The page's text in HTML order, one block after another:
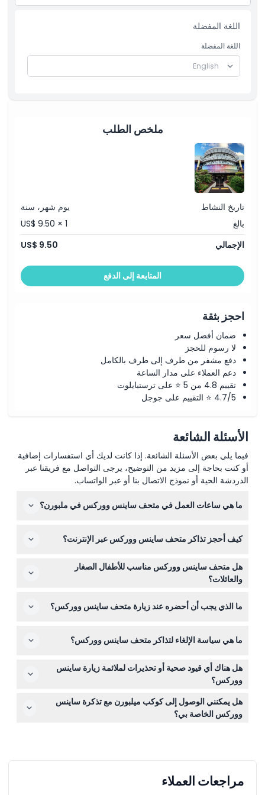
ما يجب معرفته
الموقع
اللغة المفضلة
اللغة المفضلة
ملخص الطلب
تاريخ النشاط
يوم شهر، سنة
بالغ
US$ 9.50 × 1
الإجمالي
US$ 9.50
المتابعة إلى الدفع
احجز بثقة
ضمان أفضل سعر
لا رسوم للحجز
دفع مشفر من طرف إلى طرف بالكامل
دعم العملاء على مدار الساعة
تقييم 4.8 من 5 ⭐ على ترستبايلوت
4.7/5 ⭐ التقييم على جوجل
الأسئلة الشائعة
فيما يلي بعض الأسئلة الشائعة. إذا كانت لديك أي استفسارات إضافية
أو كنت بحاجة إلى مزيد من التوضيح، يرجى التواصل مع فريقنا عبر
الدردشة الحية أو نموذج الاتصال بنا أو عبر الواتساب.
ما هي ساعات العمل في متحف ساينس ووركس في ملبورن؟
حتى 4:30 مساءً، باستثناء يوم الجمعة العظيمة ويوم عيد الميلاد
كيف أحجز تذاكر متحف ساينس ووركس عبر الإنترنت؟
يمكنك حجز تذاكرك بأمان عبر الإنترنت هنا على هذا الموقع —
فقط اختر تاريخك وعدد الزوار أثناء عملية الحجز.
هل متحف ساينس ووركس مناسب للأطفال الصغار
والعائلات؟
الأعمار، لكن الأطفال الرضع جداً قد يجدون بعض المعروضات
برفقة بالغ يدفع.
ما الذي يجب أن أحضره عند زيارة متحف ساينس ووركس؟
يسمح بإدخال الطعام أو المشروبات من الخارج، والعربات
ما هي سياسة الإلغاء لتذاكر متحف ساينس ووركس؟
جميع التذاكر غير قابلة للاسترداد ولا يمكن إلغاؤها، لذا يرجى
التأكد من خططك قبل الحجز.
هل هناك أي قيود صحية أو تحذيرات لملائمة زيارة ساينس
ووركس؟
ننصح النساء الحوامل والأشخاص الذين خضعوا لجراحة حديثاً أو
يعانون من أمراض القلب، وكذلك الأطفال الرضع جداً، بمراعاة
الملاءمة قبل الزيارة بسبب بعض قيود المعروضات.
هل يمكنني الوصول إلى كوكب ميلبورن مع تذكرة ساينس
ووركس الخاصة بي؟
مراجعات العملاء